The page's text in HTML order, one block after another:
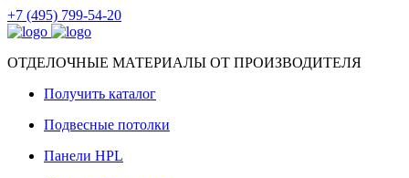
+7 (495) 799-54-20
ОТДЕЛОЧНЫЕ МАТЕРИАЛЫ ОТ ПРОИЗВОДИТЕЛЯ
Получить каталог
Подвесные потолки
Панели HPL